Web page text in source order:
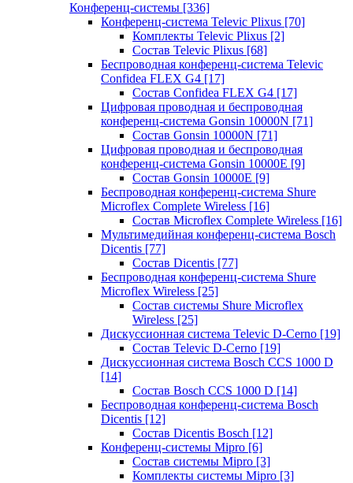
Конференц-системы [336]
Конференц-система Televic Plixus [70]
Комплекты Televic Plixus [2]
Состав Televic Plixus [68]
Беспроводная конференц-система Televic
Confidea FLEX G4 [17]
Состав Confidea FLEX G4 [17]
Цифровая проводная и беспроводная
конференц-система Gonsin 10000N [71]
Состав Gonsin 10000N [71]
Цифровая проводная и беспроводная
конференц-система Gonsin 10000E [9]
Состав Gonsin 10000E [9]
Беспроводная конференц-система Shure
Microflex Complete Wireless [16]
Состав Microflex Complete Wireless [16]
Мультимедийная конференц-система Bosch
Dicentis [77]
Состав Dicentis [77]
Беспроводная конференц-система Shure
Microflex Wireless [25]
Состав системы Shure Microflex
Wireless [25]
Дискуссионная система Televic D-Cerno [19]
Состав Televic D-Cerno [19]
Дискуссионная система Bosch CCS 1000 D
[14]
Состав Bosch CCS 1000 D [14]
Беспроводная конференц-система Bosch
Dicentis [12]
Состав Dicentis Bosch [12]
Конференц-системы Mipro [6]
Состав системы Mipro [3]
Комплекты системы Mipro [3]